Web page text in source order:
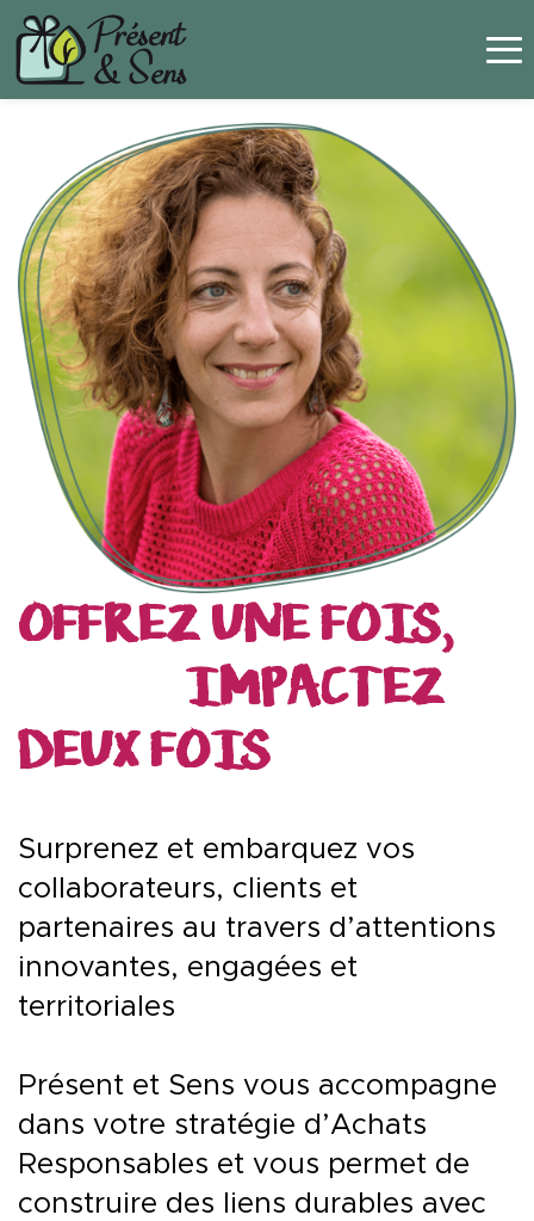
OFFREZ UNE FOIS,
IMPACTEZ
DEUX FOIS
Surprenez et embarquez vos
collaborateurs, clients et
partenaires au travers d’attentions
innovantes, engagées et
territoriales
Présent et Sens vous accompagne
dans votre stratégie d’Achats
Responsables et vous permet de
construire des liens durables avec
Panneau de gestion des cookies